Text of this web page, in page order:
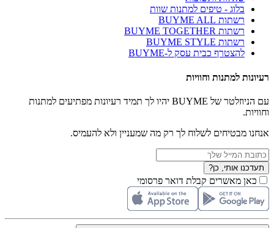
בלוג - טיפים למתנות שוות
רשתות BUYME ALL
רשתות BUYME TOGETHER
רשתות BUYME STYLE
להצטרף כבית עסק ל-BUYME
רעיונות למתנות וחוויות
עם הניוזלטר של BUYME יהיו לך תמיד רעיונות מפתיעים למתנות
וחוויות.
אנחנו מבטיחים לשלוח לך רק מה שמעניין ולא להעמיס.
תעדכנו אותי, כן?
כאן מאשרים קבלת דואר פרסומי